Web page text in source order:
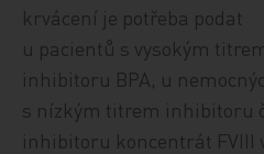
krvácení je potřeba podat
u pacientů s vysokým
inhibitoru BPA, u
s nízkým titrem inhibitoru
inhibitoru koncentrát FVIII